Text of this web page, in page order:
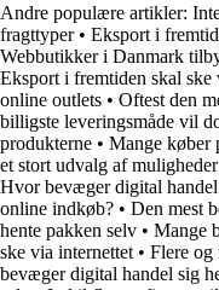
Andre populære artikler:
fragttyper• Eksport i
Webbutikker i Danmark
Eksport i fremtiden skal ske
online outlets • Oftest den
billigste leveringsmåde vil
produkterne • Mange køber
et stort udvalg af
Hvor bevæger digital handel
online indkøb? • Den mest
hente pakken selv • Mange
ske via internettet • Flere og
bevæger digital handel sig